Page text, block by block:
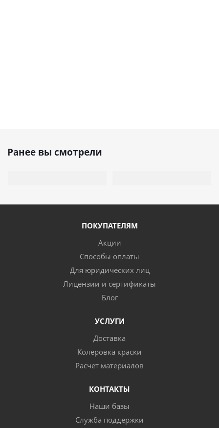
Ранее вы смотрели
ПОКУПАТЕЛЯМ
Акции
Способы оплаты
Для юридических лиц
Лицензии и сертификаты
Блог
УСЛУГИ
Доставка
Колеровка краски
Расчет материалов
КОНТАКТЫ
Наши базы
Служба поддержки